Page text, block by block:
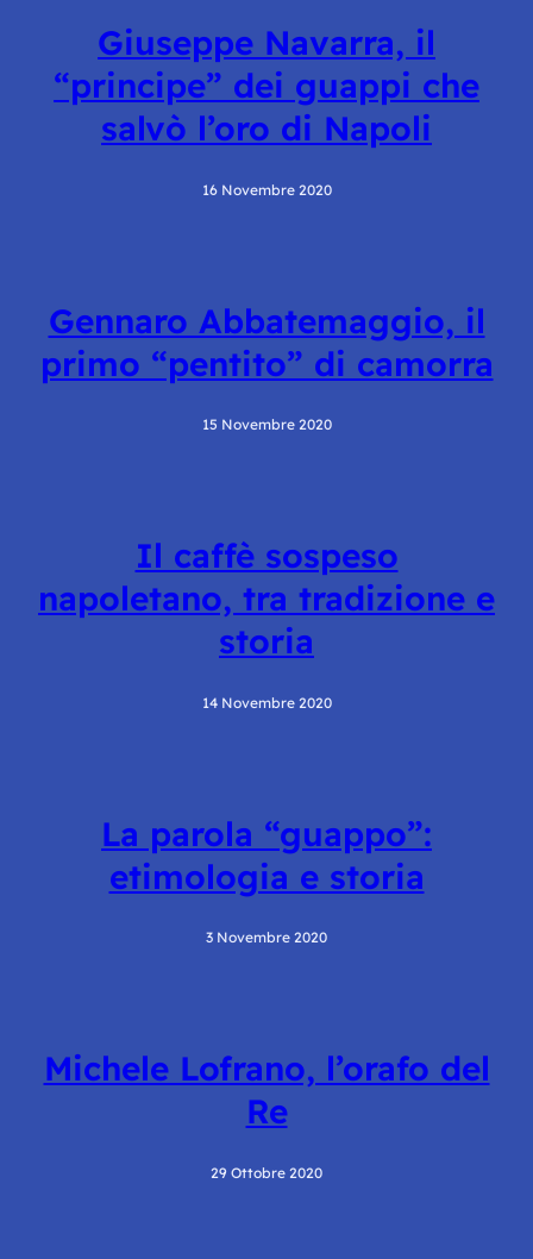
Giuseppe Navarra, il
“principe” dei guappi che
salvò l’oro di Napoli
16 Novembre 2020
Gennaro Abbatemaggio, il
primo “pentito” di camorra
15 Novembre 2020
Il caffè sospeso
napoletano, tra tradizione e
storia
14 Novembre 2020
La parola “guappo”:
etimologia e storia
3 Novembre 2020
Michele Lofrano, l’orafo del
Re
29 Ottobre 2020